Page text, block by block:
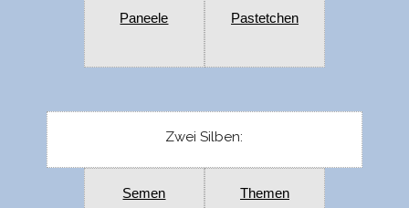
Paneele Pastetchen
Zwei Silben:
Semen Themen